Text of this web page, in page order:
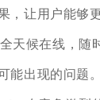
，让用户能够
天候在线，随
能出现的问题